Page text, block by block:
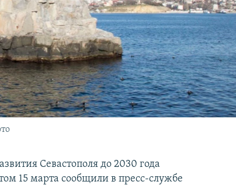
Севастополя до 2030 года
15 марта сообщили в пресс-службе